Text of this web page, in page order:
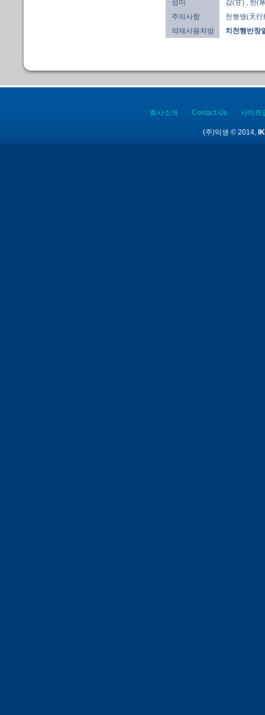
성미
감(甘)
, 한(
주의사항
천행병(天
약재사용처방
치천행반창
회사소개 Contact Us 사이트
(주)익생 © 2014,